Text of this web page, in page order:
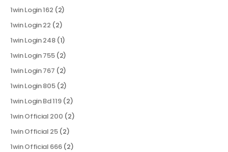
1win Login 162 (2)
1win Login 22 (2)
1win Login 248(1)
1win Login 755(2)
1win Login 767 (2)
1win Login 805(2)
1win Login Bd 119(2)
1win Official 200 (2)
1win Official 25(2)
1win Official 666(2)